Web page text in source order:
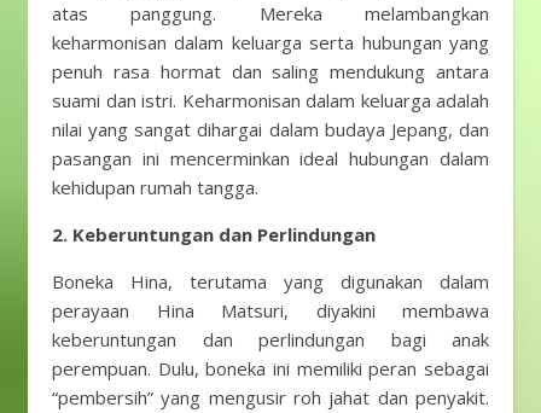
atas panggung. Mereka melambangkan
keharmonisan dalam keluarga serta hubungan yang
penuh rasa hormat dan saling mendukung antara
suami dan istri. Keharmonisan dalam keluarga adalah
nilai yang sangat dihargai dalam budaya Jepang, dan
pasangan ini mencerminkan ideal hubungan dalam
kehidupan rumah tangga.
2. Keberuntungan dan Perlindungan
Boneka Hina, terutama yang digunakan dalam
perayaan Hina Matsuri, diyakini membawa
keberuntungan dan perlindungan bagi anak
perempuan. Dulu, boneka ini memiliki peran sebagai
“pembersih” yang mengusir roh jahat dan penyakit.